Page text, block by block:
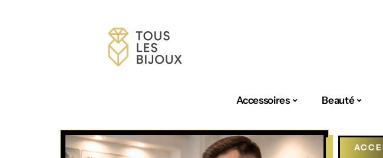
Accessoires Beauté